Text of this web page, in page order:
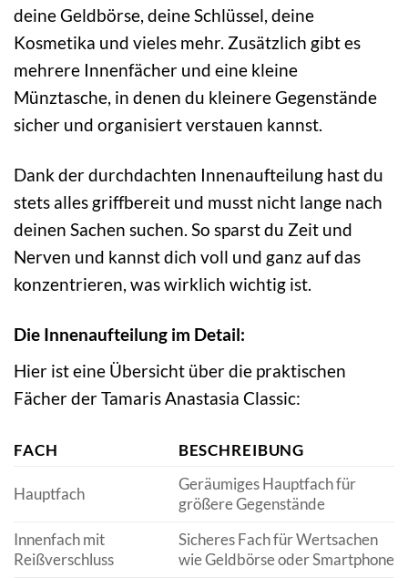
deine Geldbörse, deine Schlüssel, deine
Kosmetika und vieles mehr. Zusätzlich gibt es
mehrere Innenfächer und eine kleine
Münztasche, in denen du kleinere Gegenstände
sicher und organisiert verstauen kannst.
Dank der durchdachten Innenaufteilung hast du
stets alles griffbereit und musst nicht lange nach
deinen Sachen suchen. So sparst du Zeit und
Nerven und kannst dich voll und ganz auf das
konzentrieren, was wirklich wichtig ist.
Die Innenaufteilung im Detail:
Hier ist eine Übersicht über die praktischen
Fächer der Tamaris Anastasia Classic:
FACH BESCHREIBUNG
Hauptfach
Geräumiges Hauptfach für
größere Gegenstände
Innenfach mit
Reißverschluss
Sicheres Fach für Wertsachen
wie Geldbörse oder Smartphone